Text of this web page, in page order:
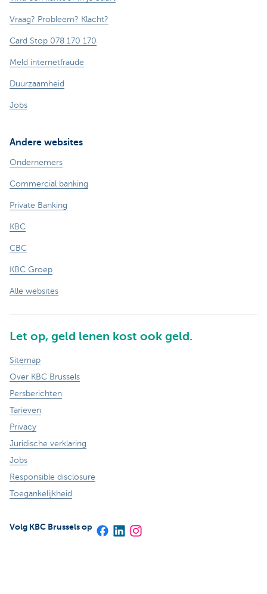
Vraag? Probleem? Klacht?
Card Stop 078 170 170
Meld internetfraude
Duurzaamheid
Jobs
Andere websites
Ondernemers
Commercial banking
Private Banking
KBC
CBC
KBC Groep
Alle websites
Let op, geld lenen kost ook geld.
Sitemap
Over KBC Brussels
Persberichten
Tarieven
Privacy
Juridische verklaring
Jobs
Responsible disclosure
Toegankelijkheid
Volg KBC Brussels op